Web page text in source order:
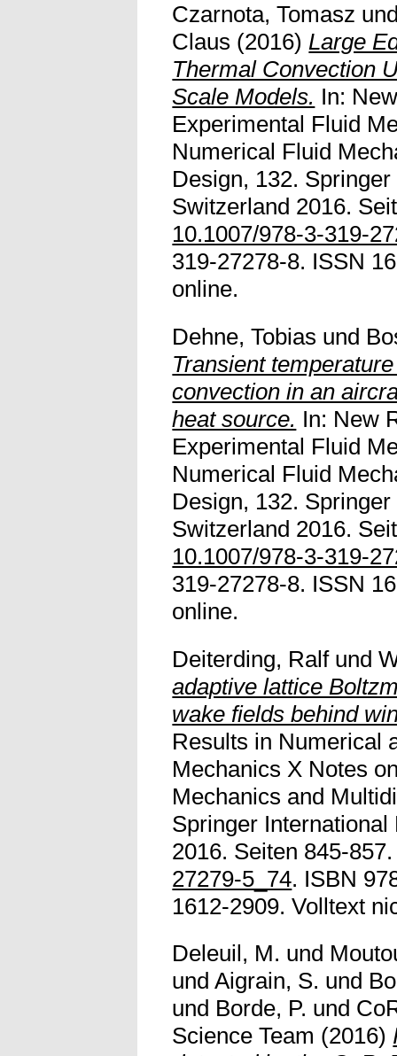
Czarnota, Tomasz
Claus (2016)Large
Thermal Convection
Scale Models. In:
Experimental Fluid
Numerical Fluid
Design, 132.
Switzerland 2016.
10.1007/978-3-319-
319-27278-8. ISSN
online.
Dehne, Tobias und
Transient
convection in an
heat source. In: New
Experimental Fluid
Numerical Fluid
Design, 132.
Switzerland 2016.
10.1007/978-3-319-
319-27278-8. ISSN
online.
Deiterding, Ralfund
adaptive lattice
wake fields behind
Results in Numerical
Mechanics X Notes
Mechanics and
Springer
2016. Seiten 845-
27279-5_74. ISBN
1612-2909. Volltext
Deleuil, M. und
undAigrain, S. und
und Borde, P. und
Science Team (2016)